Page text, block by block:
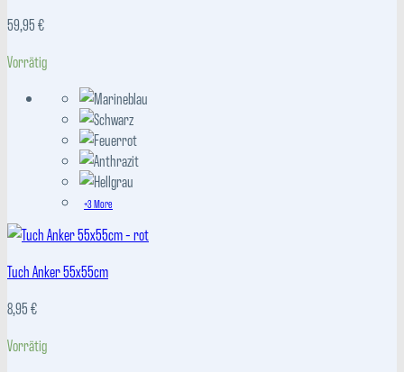
59,95€
Vorrätig
+3 More
Tuch Anker 55x55cm
8,95€
Vorrätig